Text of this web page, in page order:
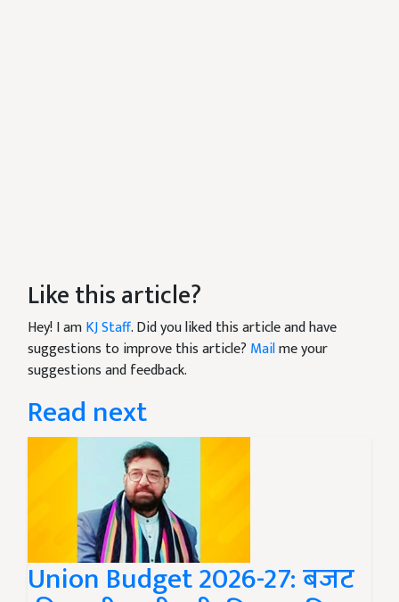
Like this article?
Hey! I amKJ Staff. Did you liked this article and have
suggestions to improve this article? Mailme your
suggestions and feedback.
Read next
Union Budget 2026-27: बजट